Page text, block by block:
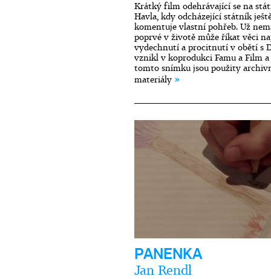
Krátký film odehrávající se na
Havla, kdy odcházející státník
komentuje vlastní pohřeb. Už
poprvé v životě může říkat věci
vydechnutí a procitnutí v obětí s
vznikl v koprodukci Famu a Film a
tomto snímku jsou použity
materiály »
PANENKA
Jan Rendl